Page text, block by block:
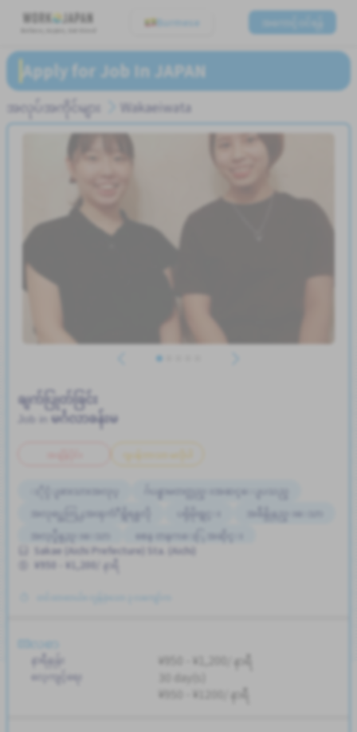
Burmese
Apply for Job In JAPAN
အလုပ်အကိုင်များ Wakaeiwata
ချက်ပြုတ်ခြင်း
မင်္ဂလာခန်းမ
ဂျပန်ဘာသာ မလိုပါ
ႏိုင္ငံျခားသားအလုပ္
ဂ်ပန္စာမတတ္လည္းအဆင္ေျပသည္
အလုပ္အေတြ႕အၾကံဳရွိရန္မလို
ပရိုမိုးရွင္း
အခ်ိန္ပိုနည္းေသာ
အလုပ္ခ်ိန္နည္းေသာ
စေန တနဂၤေႏြ အဆိုင္း
စေန တနဂၤေႏြႏွင့္ အျခားရံုးပိတ္ရက္မ်ား ပိတ္ျခား
အချိန်ပြည့် အလုပ်လုပ်ခွင့်ရရန် အခွင့်အရေးရှိသည်
ဝင်ငွေအများအပြားရရန် အလားအလာရှိသည်
Sakae (Aichi Prefecture) Sta. (Aichi)
¥950 - ¥1,200/ နာရီ
လစာ
နာရီနှုန်း ¥950 - ¥1,200/ နာရီ
လေ့ကျင့်ရေး
30 day(s)
¥950 - ¥1200/ နာရီ